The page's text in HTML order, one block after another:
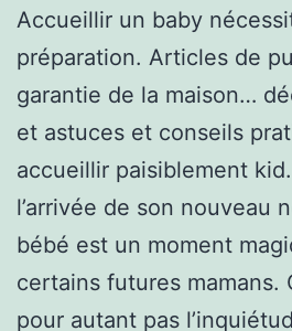
Accueillir un baby
préparation. Articles de
garantie de la maison…
et astuces et conseils
accueillir paisiblement
l’arrivée de son nouveau
bébé est un moment
certains futures mamans.
pour autant pas